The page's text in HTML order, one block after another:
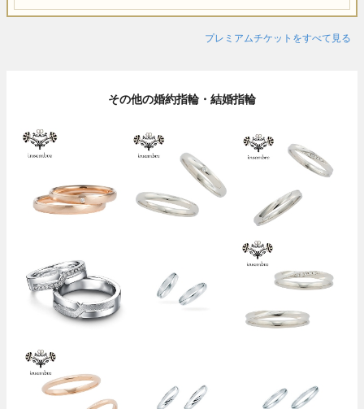
プレミアムチケットをすべて見る
その他の婚約指輪・結婚指輪